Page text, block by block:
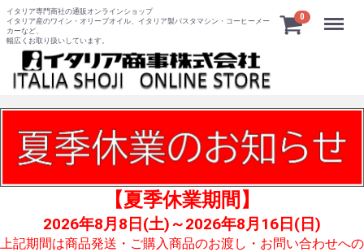
イタリア専門商社の通販オンラインショップ
イタリア産のワイン・オリーブオイル、イタリア製パスタマシン・コーヒーメー
カーなど、
幅広くお取り扱いしています。
0 Menu
【夏季休業期間】
2026年8月8日(土)～2026年8月16日(日)
上記期間は商品発送・ご購入商品のお渡し・お問い合わせへの